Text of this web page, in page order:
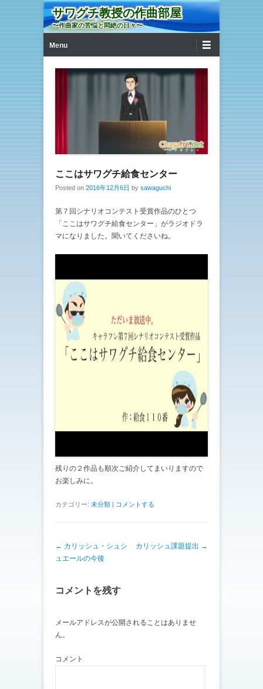
サワグチ教授の作曲部屋
〜作曲家の苦悩と悶絶の日々〜
Menu
ここはサワグチ給食センター
Posted on 2016年12月6日 by sawaguchi
第７回シナリオコンテスト受賞作品のひとつ
「ここはサワグチ給食センター」がラジオドラ
マになりました。聞いてくださいね。
残りの２作品も順次ご紹介してまいりますので
お楽しみに。
カテゴリー: 未分類 | コメントする
投稿ナビゲーション
← カリッシュ・シュシ
ュエールの今後
カリッシュ課題提出 →
コメントを残す
メールアドレスが公開されることはありませ
ん。
コメント